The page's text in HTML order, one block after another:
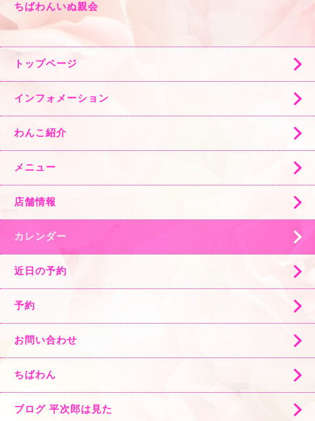
ちばわんいぬ親会
トップページ
インフォメーション
わんこ紹介
メニュー
店舗情報
カレンダー
近日の予約
予約
お問い合わせ
ちばわん
ブログ 平次郎は見た